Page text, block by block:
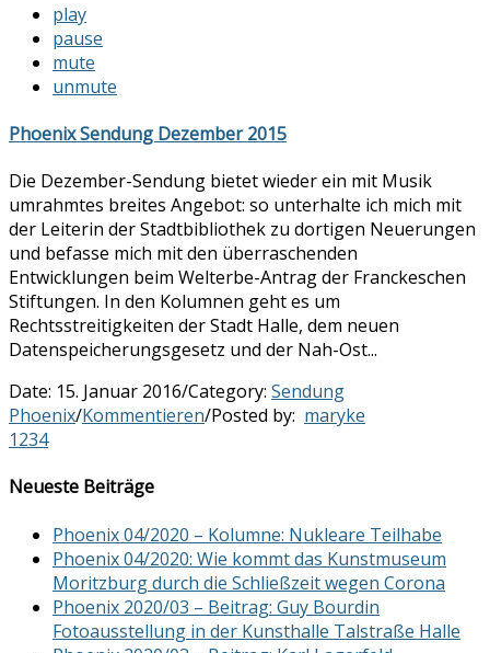
play
pause
mute
unmute
Phoenix Sendung Dezember 2015
Die Dezember-Sendung bietet wieder ein mit Musik
umrahmtes breites Angebot: so unterhalte ich mich mit
der Leiterin der Stadtbibliothek zu dortigen Neuerungen
und befasse mich mit den überraschenden
Entwicklungen beim Welterbe-Antrag der Franckeschen
Stiftungen. In den Kolumnen geht es um
Rechtsstreitigkeiten der Stadt Halle, dem neuen
Datenspeicherungsgesetz und der Nah-Ost...
Date: 15. Januar 2016/Category: Sendung
Phoenix/Kommentieren/Posted by: maryke
1234
Neueste Beiträge
Phoenix 04/2020 – Kolumne: Nukleare Teilhabe
Phoenix 04/2020: Wie kommt das Kunstmuseum
Moritzburg durch die Schließzeit wegen Corona
Phoenix 2020/03 – Beitrag: Guy Bourdin
Fotoausstellung in der Kunsthalle Talstraße Halle